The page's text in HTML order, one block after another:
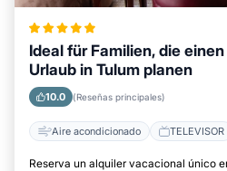
Ideal für Familien, die
Urlaub in Tulum planen
10.0 (Reseñas principales)
Aire acondicionado TELEVISOR
Reserva un alquiler vacacional único